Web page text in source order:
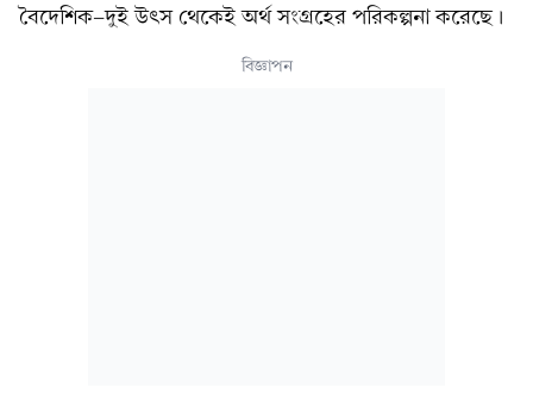
বৈদেশিক-দুই উৎস থেকেই অর্থ সংগ্রহের পরিকল্পনা করেছে।
বিজ্ঞাপন